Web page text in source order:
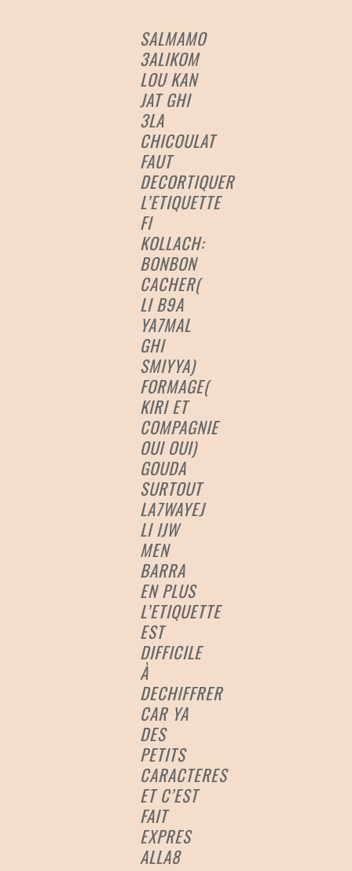
SALMAMO
3ALIKOM
LOU KAN
JAT GHI
3LA
CHICOULAT
FAUT
DECORTIQUER
L’ETIQUETTE
FI
KOLLACH:
BONBON
CACHER(
LI B9A
YA7MAL
GHI
SMIYYA)
FORMAGE(
KIRI ET
COMPAGNIE
OUI OUI)
GOUDA
SURTOUT
LA7WAYEJ
LI IJW
MEN
BARRA
EN PLUS
L’ETIQUETTE
EST
DIFFICILE
À
DECHIFFRER
CAR YA
DES
PETITS
CARACTERES
ET C’EST
FAIT
EXPRES
ALLA8